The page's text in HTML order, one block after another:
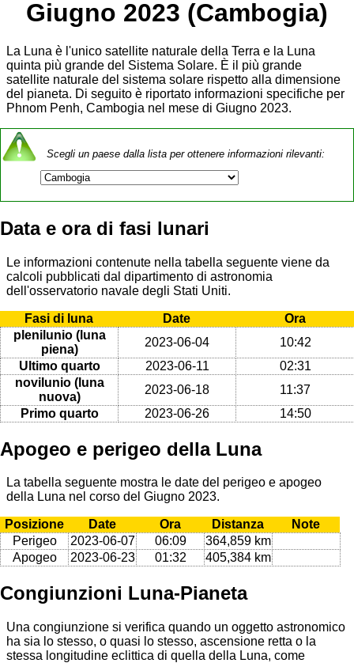
Giugno 2023 (Cambogia)
La Luna è l'unico satellite naturale della Terra e la Luna
quinta più grande del Sistema Solare. È il più grande
satellite naturale del sistema solare rispetto alla dimensione
del pianeta. Di seguito è riportato informazioni specifiche per
Phnom Penh, Cambogia nel mese di Giugno 2023.
Scegli un paese dalla lista per ottenere informazioni rilevanti:
Data e ora di fasi lunari
Le informazioni contenute nella tabella seguente viene da
calcoli pubblicati dal dipartimento di astronomia
dell'osservatorio navale degli Stati Uniti.
Fasi di luna Date
Ora
plenilunio (luna
piena)
2023-06-04
10:42
Ultimo quarto
2023-06-11
02:31
novilunio (luna
nuova)
2023-06-18
11:37
Primo quarto
2023-06-26 14:50
Apogeo e perigeo della Luna
La tabella seguente mostra le date del perigeo e apogeo
della Luna nel corso del Giugno 2023.
Posizione Date Ora Distanza
Note
Perigeo
2023-06-07 06:09
364,859 km
Apogeo
2023-06-23 01:32 405,384 km
Congiunzioni Luna-Pianeta
Una congiunzione si verifica quando un oggetto astronomico
ha sia lo stesso, o quasi lo stesso, ascensione retta o la
stessa longitudine eclittica di quella della Luna, come